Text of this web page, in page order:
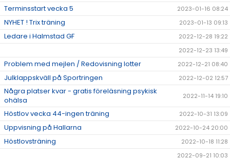
Terminsstart vecka 5 2023-01-16 08:24
NYHET ! Trix träning 2023-01-13 09:13
Ledare i Halmstad GF
2022-12-28 19:22
2022-12-23 13:49
Problem med mejlen / Redovisning lotter 2022-12-21 08:40
Julklappskväll på Sportringen 2022-12-02 12:57
Några platser kvar - gratis föreläsning psykisk
ohälsa
2022-11-14 19:10
Höstlov vecka 44-ingen träning 2022-10-31 13:09
Uppvisning på Hallarna 2022-10-24 20:00
Höstlovsträning
2022-10-18 11:28
2022-09-21 10:03